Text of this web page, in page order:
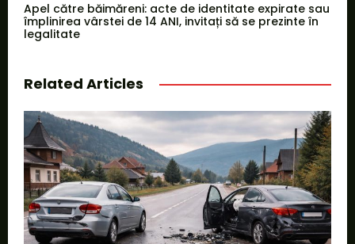
Apel către băimăreni: acte de identitate expirate sau
împlinirea vârstei de 14 ANI, invitați să se prezinte în
legalitate
Related Articles